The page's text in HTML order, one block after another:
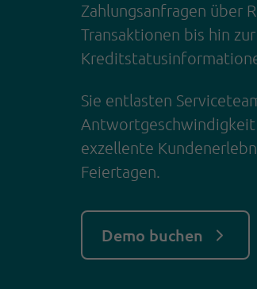
Zahlungsanfragen über
Transaktionen bis hin
Sie entlasten
exzellente
Feiertagen.
Demo buchen